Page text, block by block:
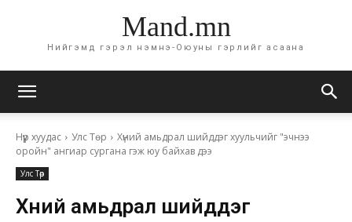
Mand.mn
Нийгэмд гэрэл нэмнэ-Оюуны гэрлийг асаана
Нүүр хуудас Улс Төр
Хүний амьдрал шийддэг хуульчийг "эчнээ
оройн" ангиар сургана гэж юу байхав дээ
Улс Төр
Хүний амьдрал шийддэг